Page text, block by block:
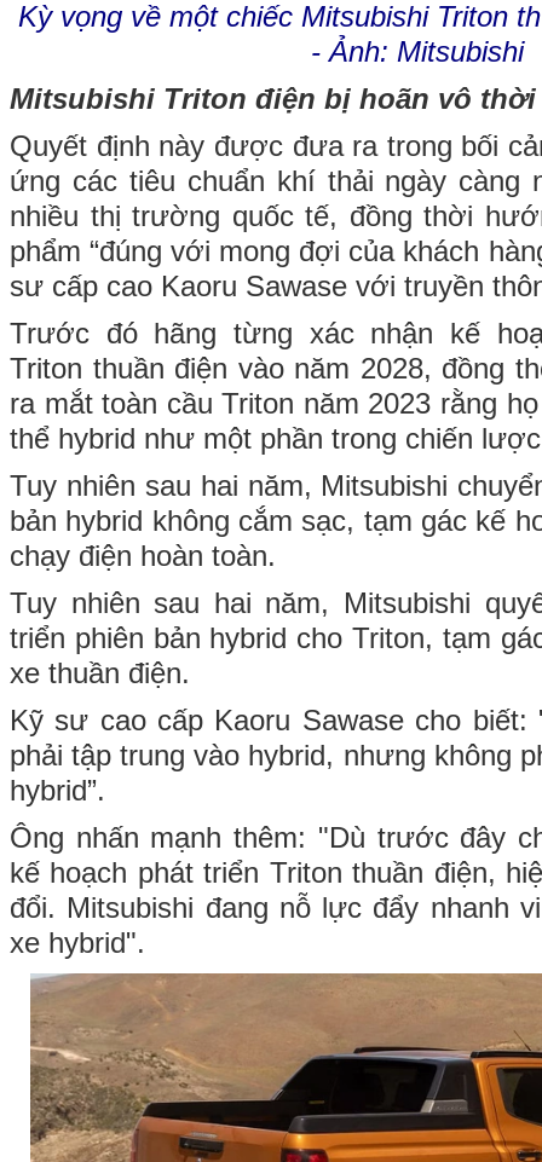
Kỳ vọng về một chiếc Mitsubishi Triton
- Ảnh: Mitsubishi
Mitsubishi Triton điện bị hoãn vô thời
Quyết định này được đưa ra trong bối
ứng các tiêu chuẩn khí thải ngày càng
nhiều thị trường quốc tế, đồng thời
phẩm “đúng với mong đợi của khách
sư cấp cao Kaoru Sawase với truyền
Trước đó hãng từng xác nhận kế
Triton thuần điện vào năm 2028, đồng
ra mắt toàn cầu Triton năm 2023 rằng
thể hybrid như một phần trong chiến
Tuy nhiên sau hai năm, Mitsubishi
bản hybrid không cắm sạc, tạm gác kế
chạy điện hoàn toàn.
Tuy nhiên sau hai năm, Mitsubishi
triển phiên bản hybrid cho Triton, tạm
xe thuần điện.
Kỹ sư cao cấp Kaoru Sawase cho
phải tập trung vào hybrid, nhưng không
hybrid”.
Ông nhấn mạnh thêm: "Dù trước đây
kế hoạch phát triển Triton thuần điện,
đổi. Mitsubishi đang nỗ lực đẩy nhanh
xe hybrid".